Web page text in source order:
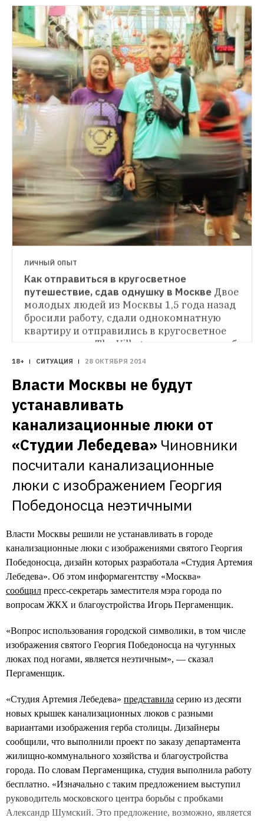
ЛИЧНЫЙ ОПЫТ
Как отправиться в кругосветное
путешествие, сдав однушку в Москве Двое
молодых людей из Москвы 1,5 года назад
бросили работу, сдали однокомнатную
квартиру и отправились в кругосветное
путешествие. The Village расспросил их об
исполнении мечты, страхах и реальности
18+ СИТУАЦИЯ 28 ОКТЯБРЯ 2014
Власти Москвы не будут
устанавливать
канализационные люки от
«Студии Лебедева» Чиновники
посчитали канализационные
люки с изображением Георгия
Победоносца неэтичными
Власти Москвы решили не устанавливать в городе
канализационные люки с изображениями святого Георгия
Победоносца, дизайн которых разработала «Студия Артемия
Лебедева». Об этом информагентству «Москва»
сообщил пресс-секретарь заместителя мэра города по
вопросам ЖКХ и благоустройства Игорь Пергаменщик.
«Вопрос использования городской символики, в том числе
изображения святого Георгия Победоносца на чугунных
люках под ногами, является неэтичным», — сказал
Пергаменщик.
«Студия Артемия Лебедева» представила серию из десяти
новых крышек канализационных люков с разными
вариантами изображения герба столицы. Дизайнеры
сообщили, что выполнили проект по заказу департамента
жилищно-коммунального хозяйства и благоустройства
города. По словам Пергаменщика, студия выполнила работу
бесплатно. «Изначально с таким предложением выступил
руководитель московского центра борьбы с пробками
Александр Шумский. Это предложение, возможно, является